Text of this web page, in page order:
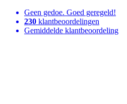
Geen gedoe. Goed geregeld!
230 klantbeoordelingen
Gemiddelde klantbeoordeling